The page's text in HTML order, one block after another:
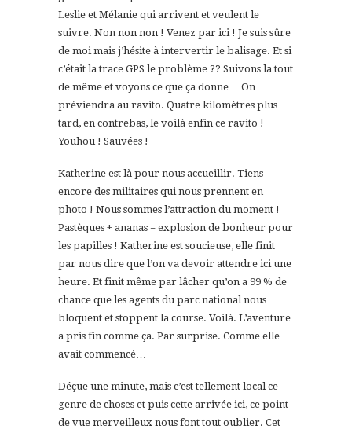
Leslie et Mélanie qui arrivent et veulent le
suivre. Non non non ! Venez par ici ! Je suis sûre
de moi mais j’hésite à intervertir le balisage. Et si
c’était la trace GPS le problème ?? Suivons la tout
de même et voyons ce que ça donne… On
préviendra au ravito. Quatre kilomètres plus
tard, en contrebas, le voilà enfin ce ravito !
Youhou ! Sauvées !
Katherine est là pour nous accueillir. Tiens
encore des militaires qui nous prennent en
photo ! Nous sommes l’attraction du moment !
Pastèques + ananas = explosion de bonheur pour
les papilles ! Katherine est soucieuse, elle finit
par nous dire que l’on va devoir attendre ici une
heure. Et finit même par lâcher qu’on a 99 % de
chance que les agents du parc national nous
bloquent et stoppent la course. Voilà. L’aventure
a pris fin comme ça. Par surprise. Comme elle
avait commencé…
Déçue une minute, mais c’est tellement local ce
genre de choses et puis cette arrivée ici, ce point
de vue merveilleux nous font tout oublier. Cet